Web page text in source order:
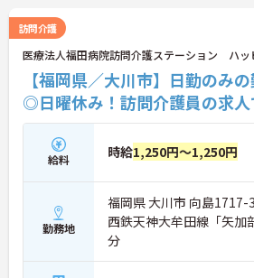
訪問介護
医療法人福田病院訪問介護ステーション ハッ
【福岡県／大川市】日勤のみ
◎日曜休み！訪問介護員の求人
給料 時給1,250円～1,250円
勤務地
福岡県 大川市 向島1717-3
西鉄天神大牟田線「矢加
分